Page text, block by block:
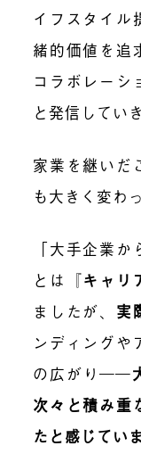
イフスタイル
緒的価値を追
コラボレーシ
と発信してい
家業を継いだ
も大きく変わ
「大手企業
とは 『キャリ
ましたが、 実
ンディングや
の広がり――
次々と積み重
たと感じてい